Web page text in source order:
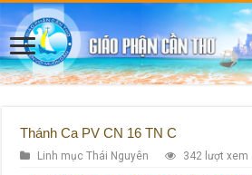
Thánh Ca PV CN 16 TN C
Linh mục Thái Nguyên 342 lượt xem